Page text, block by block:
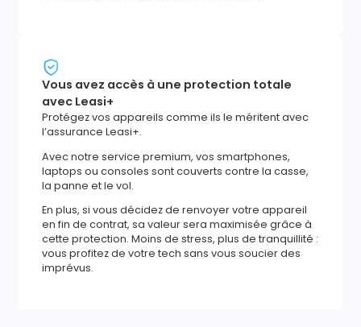
Vous avez accès à une protection totale
avec Leasi+
Protégez vos appareils comme ils le méritent avec
l’assurance Leasi+.
Avec notre service premium, vos smartphones,
laptops ou consoles sont couverts contre la casse,
la panne et le vol.
En plus, si vous décidez de renvoyer votre appareil
en fin de contrat, sa valeur sera maximisée grâce à
cette protection. Moins de stress, plus de tranquillité :
vous profitez de votre tech sans vous soucier des
imprévus.